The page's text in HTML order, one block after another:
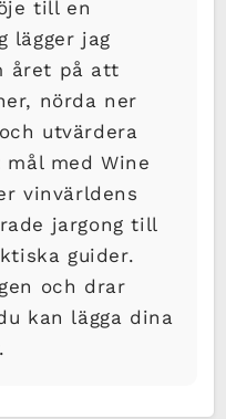
till en
lägger jag
året på att
nörda ner
utvärdera
med Wine
vinvärldens
jargong till
guider.
och drar
kan lägga dina